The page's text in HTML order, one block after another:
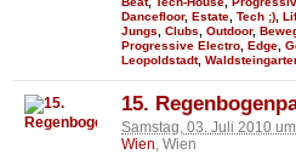
Dancefloor, Estate, Tech ;),
Jungs, Clubs, Outdoor,
Progressive Electro, Edge,
Leopoldstadt,
15.
Samstag, 03. Juli 2010
Wien , Wien